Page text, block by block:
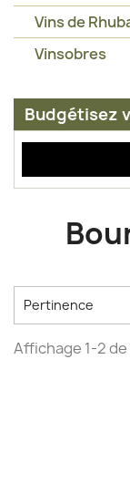
Vins de
Vinsobres
Budgétisez
Pertinence
Affichage 1-2